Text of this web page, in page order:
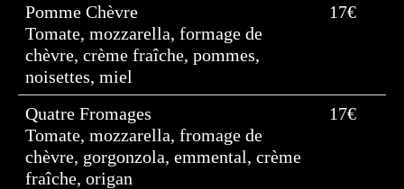
Pomme Chèvre
Tomate, mozzarella, formage de
chèvre, crème fraîche, pommes,
noisettes, miel
17€
Quatre Fromages
Tomate, mozzarella, fromage de
chèvre, gorgonzola, emmental, crème
fraîche, origan
17€